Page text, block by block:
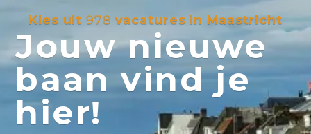
Kies uit978 vacatures in Maastricht
Jouw nieuwe
baan vind je
hier!